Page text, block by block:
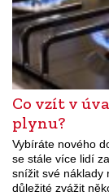
Co vzít v
plynu?
Vybíráte nového
se stále více lidí
snížit své náklady
důležité zvážit